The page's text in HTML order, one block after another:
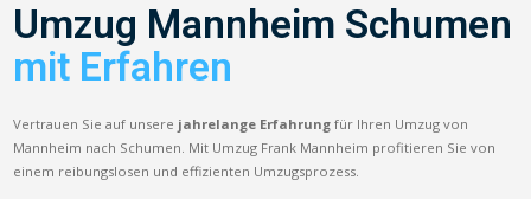
Umzug Mannheim Schumen
mit Erfahren
Vertrauen Sie auf unsere jahrelange Erfahrung für Ihren Umzug von
Mannheim nach Schumen. Mit Umzug Frank Mannheim profitieren Sie von
einem reibungslosen und effizienten Umzugsprozess.